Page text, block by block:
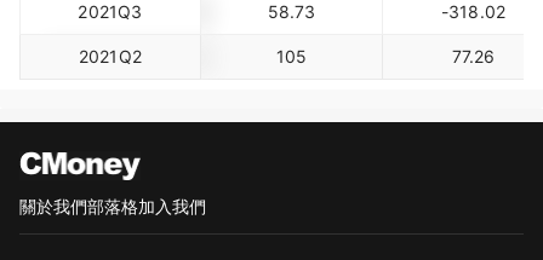
2021Q3 58.73 -318.02
2021Q2 105 77.26
關於我們部落格加入我們